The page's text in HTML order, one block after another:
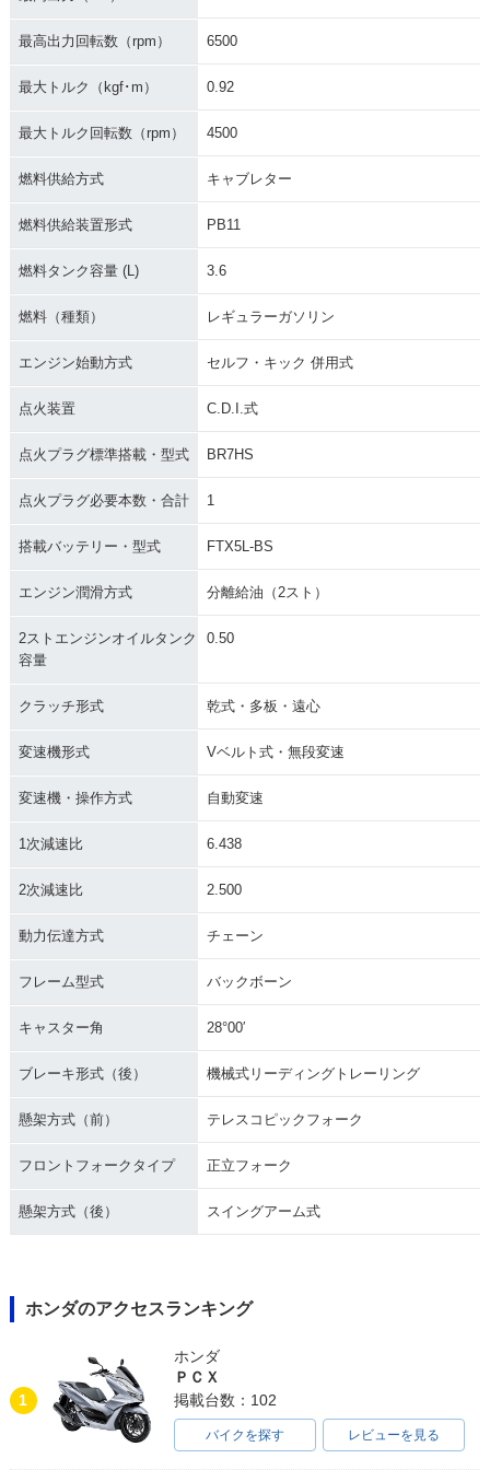
最高出力回転数（rpm） 6500
最大トルク（kgf･m） 0.92
最大トルク回転数（rpm） 4500
燃料供給方式 キャブレター
燃料供給装置形式 PB11
燃料タンク容量 (L) 3.6
燃料（種類） レギュラーガソリン
エンジン始動方式 セルフ・キック 併用式
点火装置 C.D.I.式
点火プラグ標準搭載・型式 BR7HS
点火プラグ必要本数・合計 1
搭載バッテリー・型式 FTX5L-BS
エンジン潤滑方式 分離給油（2スト）
2ストエンジンオイルタンク
容量
0.50
クラッチ形式 乾式・多板・遠心
変速機形式 Vベルト式・無段変速
変速機・操作方式 自動変速
1次減速比 6.438
2次減速比 2.500
動力伝達方式 チェーン
フレーム型式 バックボーン
キャスター角 28°00′
ブレーキ形式（後） 機械式リーディングトレーリング
懸架方式（前） テレスコピックフォーク
フロントフォークタイプ 正立フォーク
懸架方式（後） スイングアーム式
ホンダのアクセスランキング
1
ホンダ
ＰＣＸ
掲載台数：102
バイクを探す レビューを見る